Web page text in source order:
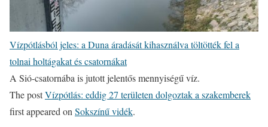
Vízpótlásból jeles: a Duna áradását kihasználva töltötték fel a
tolnai holtágakat és csatornákat
A Sió-csatornába is jutott jelentős mennyiségű víz.
The postVízpótlás: eddig 27 területen dolgoztak a szakemberek
first appeared on Sokszínű vidék.